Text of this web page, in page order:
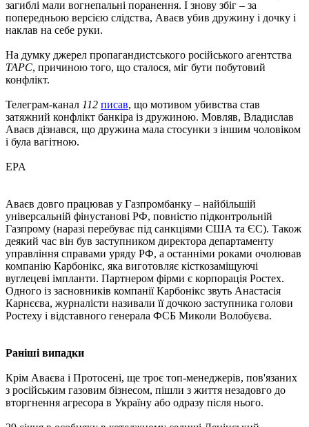
загиблі мали вогнепальні поранення. І знову збіг – за
попередньою версією слідства, Аваєв убив дружину і дочку і
наклав на себе руки.
На думку джерел пропагандистського російського агентства
ТАРС, причиною того, що сталося, міг бути побутовий
конфлікт.
Телеграм-канал 112 писав, що мотивом убивства став
затяжний конфлікт банкіра із дружиною. Мовляв, Владислав
Аваєв дізнався, що дружина мала стосунки з іншим чоловіком
і була вагітною.
EPA
Аваєв довго працював у Газпромбанку – найбільшій
універсальній фінустанові РФ, повністю підконтрольній
Газпрому (наразі перебуває під санкціями США та ЄС). Також
деякий час він був заступником директора департаменту
управління справами уряду РФ, а останніми роками очолював
компанію Карбонікс, яка виготовляє кісткозаміщуючі
вуглецеві імпланти. Партнером фірми є корпорація Ростех.
Одного із засновників компанії Карбонікс звуть Анастасія
Карнєєва, журналісти називали її дочкою заступника голови
Ростеху і відставного генерала ФСБ Миколи Волобуєва.
Раніші випадки
Крім Аваєва і Протосені, ще троє топ-менеджерів, пов'язаних
з російським газовим бізнесом, пішли з життя незадовго до
вторгнення агресора в Україну або одразу після нього.